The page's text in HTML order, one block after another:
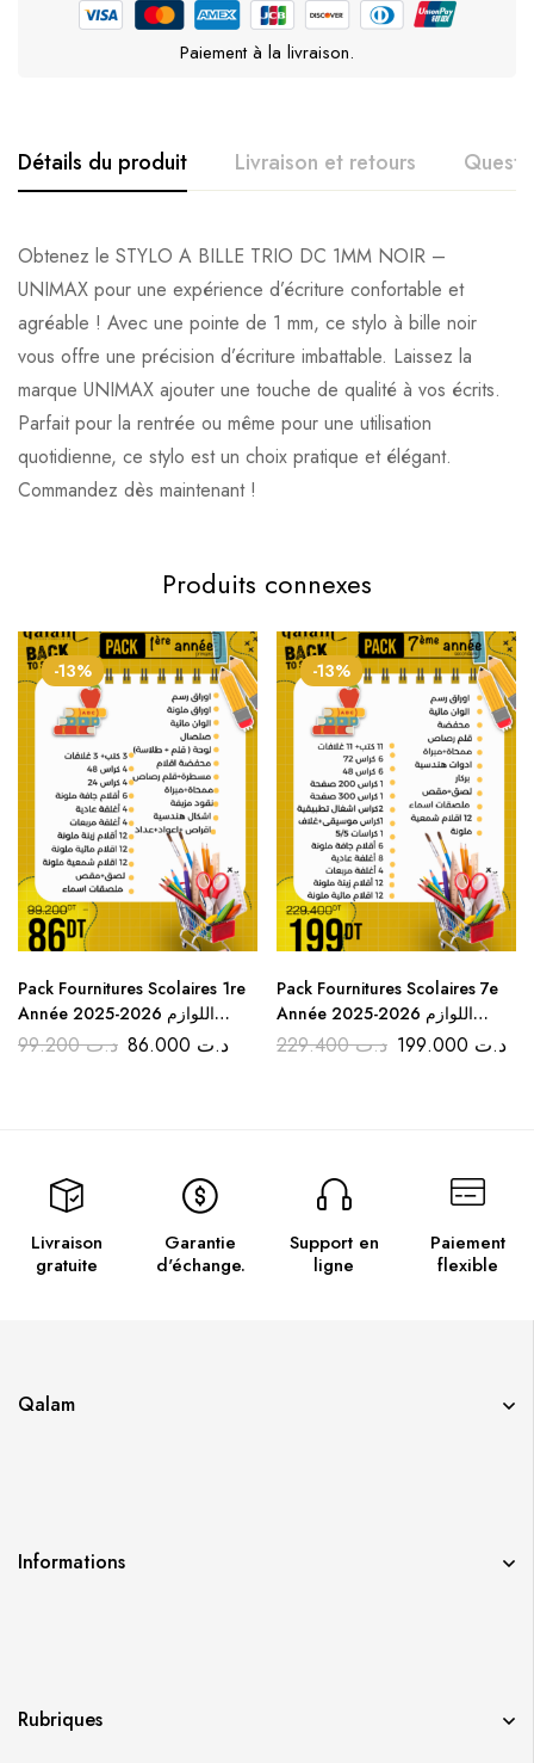
Paiement à la livraison.
Détails du produit Livraison et retours
Obtenez le STYLO A BILLE TRIO DC 1MM NOIR –
UNIMAX pour une expérience d’écriture confortable et
agréable ! Avec une pointe de 1 mm, ce stylo à bille noir
vous offre une précision d’écriture imbattable. Laissez la
marque UNIMAX ajouter une touche de qualité à vos écrits.
Parfait pour la rentrée ou même pour une utilisation
quotidienne, ce stylo est un choix pratique et élégant.
Commandez dès maintenant !
Produits connexes
-13%
Pack Fournitures Scolaires 1re
Année 2025-2026 اللوازم
المدرسية للمستوى الأول ابتدائي
د.ت99.200 د.ت
-13%
Pack Fournitures Scolaires 7e
Année 2025-2026 اللوازم
المدرسية للسنة السابعة أساسي
د.ت229.400 د.ت
Livraison
gratuite
Garantie
d'échange.
Support en
ligne
Paiement
flexible
Qalam
Informations
Rubriques